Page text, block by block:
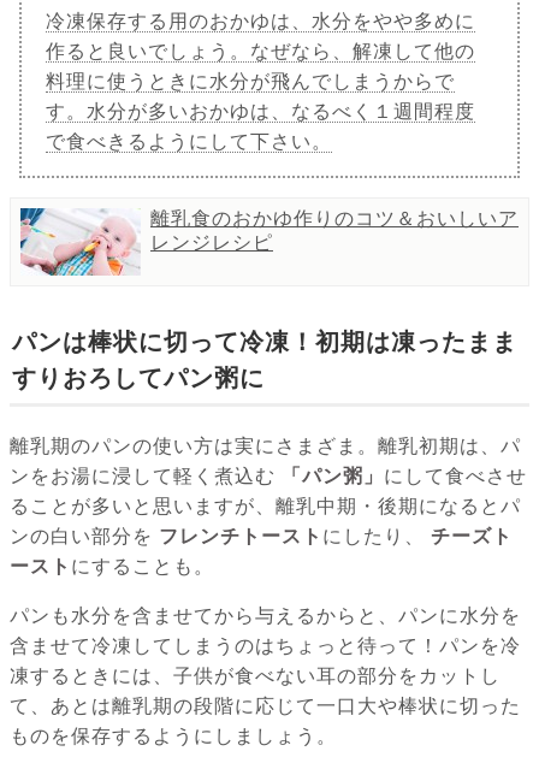
冷凍保存する用のおかゆは、水分をやや多めに
作ると良いでしょう。なぜなら、解凍して他の
料理に使うときに水分が飛んでしまうからで
す。水分が多いおかゆは、なるべく１週間程度
で食べきるようにして下さい。
離乳食のおかゆ作りのコツ＆おいしいア
レンジレシピ
パンは棒状に切って冷凍！初期は凍ったまま
すりおろしてパン粥に
離乳期のパンの使い方は実にさまざま。離乳初期は、パ
ンをお湯に浸して軽く煮込む
「パン粥」 にして食べさせ
ることが多いと思いますが、離乳中期・後期になるとパ
ンの白い部分を フレンチトースト にしたり、
チーズト
ースト にすることも。
パンも水分を含ませてから与えるからと、パンに水分を
含ませて冷凍してしまうのはちょっと待って！パンを冷
凍するときには、子供が食べない耳の部分をカットし
て、あとは離乳期の段階に応じて一口大や棒状に切った
ものを保存するようにしましょう。